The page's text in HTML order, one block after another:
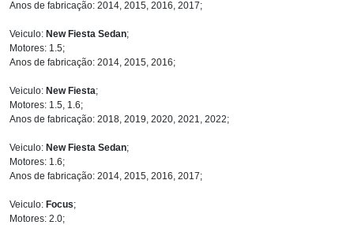
Anos de fabricação: 2014, 2015, 2016, 2017;
Veiculo: New Fiesta Sedan;
Motores: 1.5;
Anos de fabricação: 2014, 2015, 2016;
Veiculo: New Fiesta;
Motores: 1.5, 1.6;
Anos de fabricação: 2018, 2019, 2020, 2021, 2022;
Veiculo: New Fiesta Sedan;
Motores: 1.6;
Anos de fabricação: 2014, 2015, 2016, 2017;
Veiculo: Focus;
Motores: 2.0;